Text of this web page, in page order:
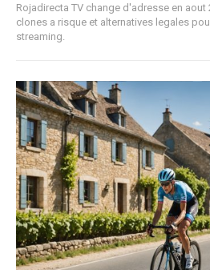
Rojadirecta TV change d'adresse en aout
clones a risque et alternatives legales
streaming.